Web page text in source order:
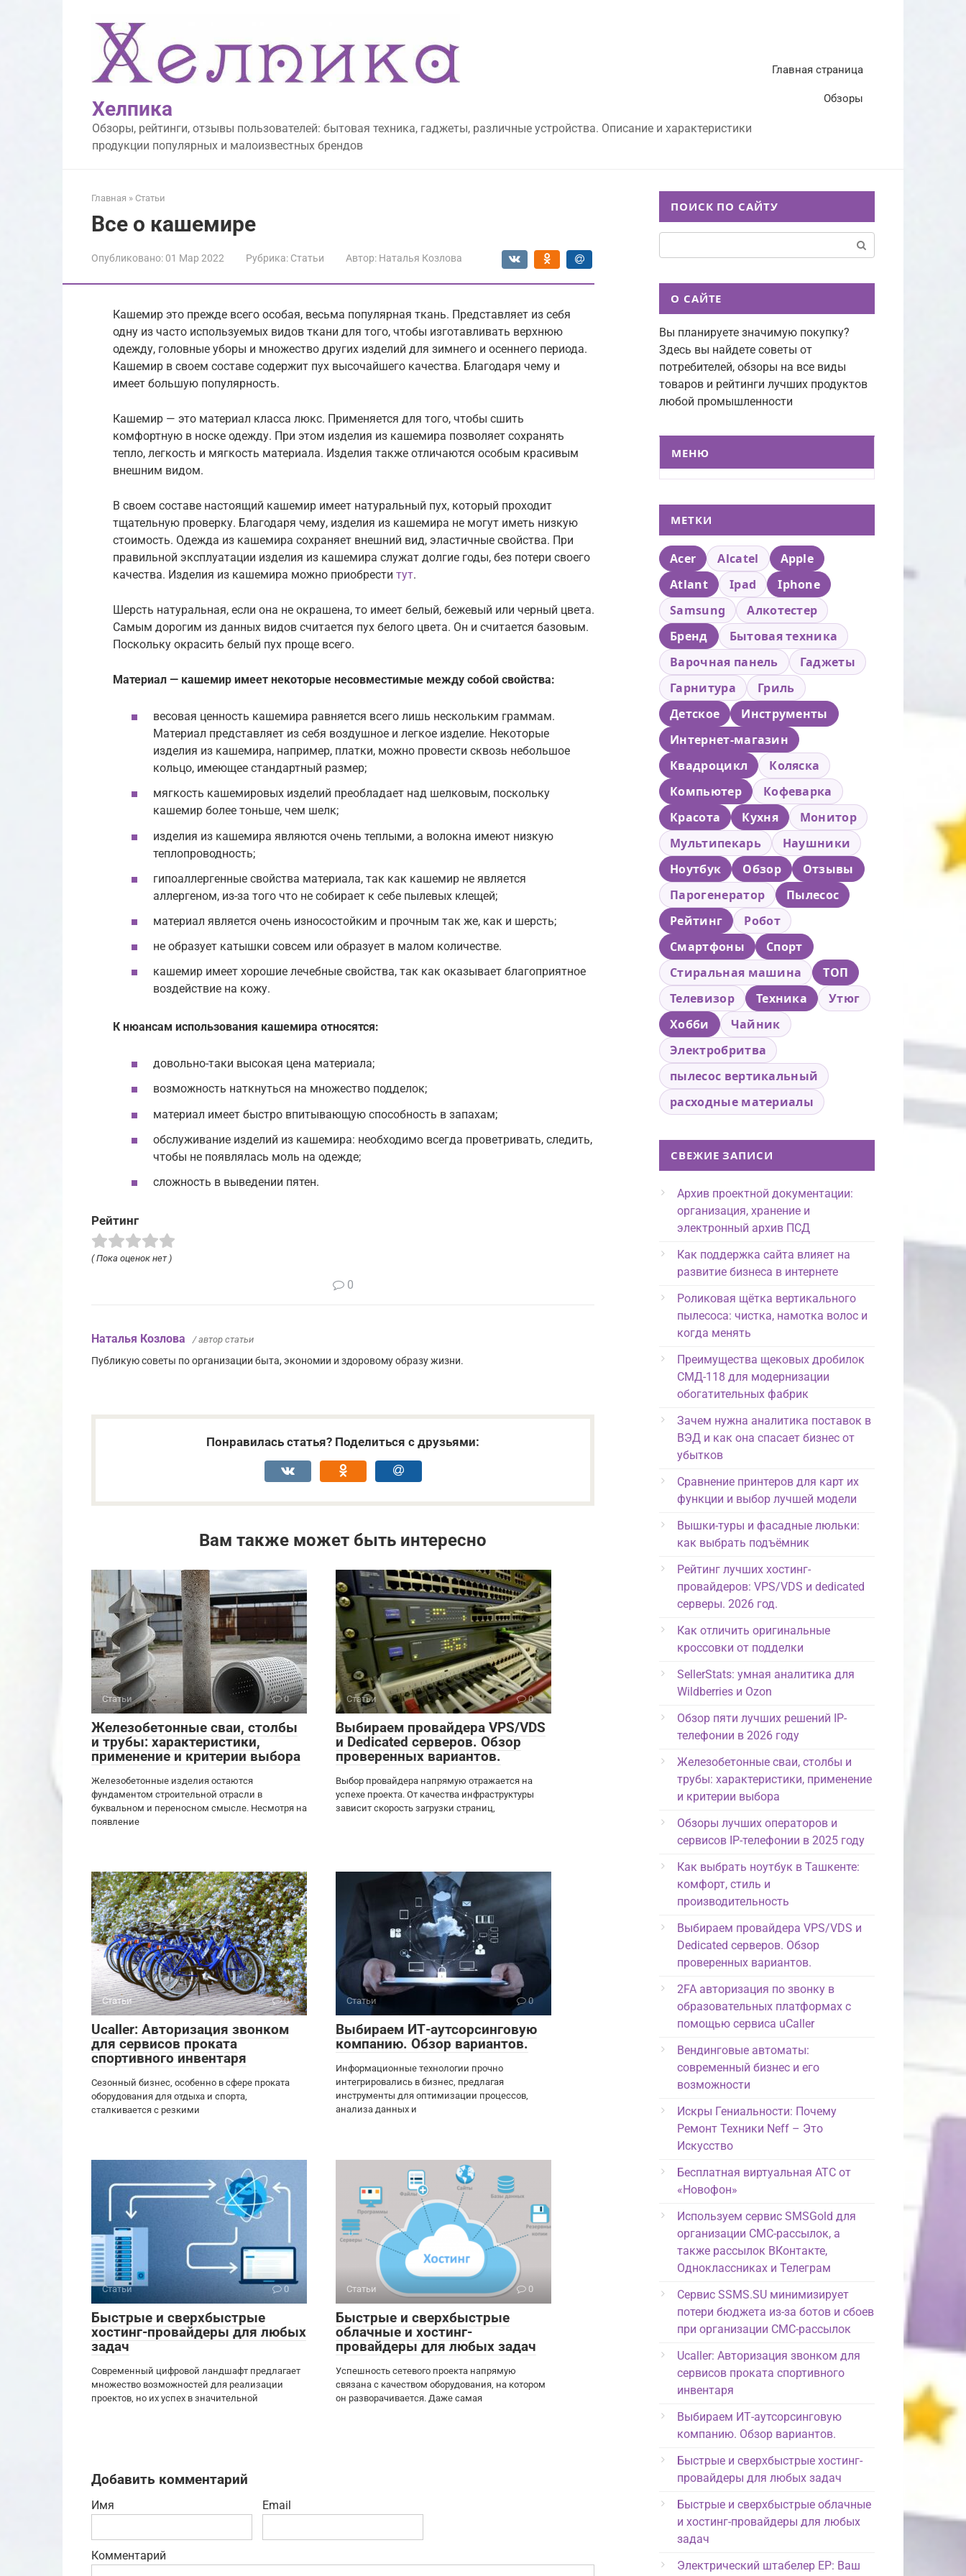
Хелпика
Обзоры, рейтинги, отзывы пользователей: бытовая техника, гаджеты, различные устройства. Описание и характеристики
продукции популярных и малоизвестных брендов
Главная страница
Обзоры
Главная » Статьи
Все о кашемире
Опубликовано: 01 Мар 2022 Рубрика: Статьи Автор: Наталья Козлова
Кашемир это прежде всего особая, весьма популярная ткань. Представляет из себя
одну из часто используемых видов ткани для того, чтобы изготавливать верхнюю
одежду, головные уборы и множество других изделий для зимнего и осеннего периода.
Кашемир в своем составе содержит пух высочайшего качества. Благодаря чему и
имеет большую популярность.
Кашемир — это материал класса люкс. Применяется для того, чтобы сшить
комфортную в носке одежду. При этом изделия из кашемира позволяет сохранять
тепло, легкость и мягкость материала. Изделия также отличаются особым красивым
внешним видом.
В своем составе настоящий кашемир имеет натуральный пух, который проходит
тщательную проверку. Благодаря чему, изделия из кашемира не могут иметь низкую
стоимость. Одежда из кашемира сохраняет внешний вид, эластичные свойства. При
правильной эксплуатации изделия из кашемира служат долгие годы, без потери своего
качества. Изделия из кашемира можно приобрести тут.
Шерсть натуральная, если она не окрашена, то имеет белый, бежевый или черный цвета.
Самым дорогим из данных видов считается пух белого цвета. Он и считается базовым.
Поскольку окрасить белый пух проще всего.
Материал — кашемир имеет некоторые несовместимые между собой свойства:
весовая ценность кашемира равняется всего лишь нескольким граммам.
Материал представляет из себя воздушное и легкое изделие. Некоторые
изделия из кашемира, например, платки, можно провести сквозь небольшое
кольцо, имеющее стандартный размер;
мягкость кашемировых изделий преобладает над шелковым, поскольку
кашемир более тоньше, чем шелк;
изделия из кашемира являются очень теплыми, а волокна имеют низкую
теплопроводность;
гипоаллергенные свойства материала, так как кашемир не является
аллергеном, из-за того что не собирает к себе пылевых клещей;
материал является очень износостойким и прочным так же, как и шерсть;
не образует катышки совсем или образует в малом количестве.
кашемир имеет хорошие лечебные свойства, так как оказывает благоприятное
воздействие на кожу.
К нюансам использования кашемира относятся:
довольно-таки высокая цена материала;
возможность наткнуться на множество подделок;
материал имеет быстро впитывающую способность в запахам;
обслуживание изделий из кашемира: необходимо всегда проветривать, следить,
чтобы не появлялась моль на одежде;
сложность в выведении пятен.
Рейтинг
( Пока оценок нет )
0
Наталья Козлова / автор статьи
Публикую советы по организации быта, экономии и здоровому образу жизни.
Понравилась статья? Поделиться с друзьями:
Вам также может быть интересно
Статьи 0
Железобетонные сваи, столбы
и трубы: характеристики,
применение и критерии выбора
Железобетонные изделия остаются
фундаментом строительной отрасли в
буквальном и переносном смысле. Несмотря на
появление
Статьи 0
Выбираем провайдера VPS/VDS
и Dedicated серверов. Обзор
проверенных вариантов.
Выбор провайдера напрямую отражается на
успехе проекта. От качества инфраструктуры
зависит скорость загрузки страниц,
Статьи 0
Ucaller: Авторизация звонком
для сервисов проката
спортивного инвентаря
Сезонный бизнес, особенно в сфере проката
оборудования для отдыха и спорта,
сталкивается с резкими
Статьи 0
Выбираем ИТ-аутсорсинговую
компанию. Обзор вариантов.
Информационные технологии прочно
интегрировались в бизнес, предлагая
инструменты для оптимизации процессов,
анализа данных и
Статьи 0
Быстрые и сверхбыстрые
хостинг-провайдеры для любых
задач
Современный цифровой ландшафт предлагает
множество возможностей для реализации
проектов, но их успех в значительной
Статьи 0
Быстрые и сверхбыстрые
облачные и хостинг-
провайдеры для любых задач
Успешность сетевого проекта напрямую
связана с качеством оборудования, на котором
он разворачивается. Даже самая
Добавить комментарий
Имя Email
Комментарий
ПОИСК ПО САЙТУ
О САЙТЕ
Вы планируете значимую покупку?
Здесь вы найдете советы от
потребителей, обзоры на все виды
товаров и рейтинги лучших продуктов
любой промышленности
МЕНЮ
МЕТКИ
Acer Alcatel
Apple
Atlant
Ipad
Iphone
Samsung
Алкотестер
Бренд
Бытовая техника
Варочная панель
Гаджеты
Гарнитура
Гриль
Детское
Инструменты
Интернет-магазин
Квадроцикл
Коляска
Компьютер
Кофеварка
Красота
Кухня
Монитор
Мультипекарь
Наушники
Ноутбук
Обзор
Отзывы
Парогенератор
Пылесос
Рейтинг
Робот
Смартфоны
Спорт
Стиральная машина
ТОП
Телевизор
Техника
Утюг
Хобби
Чайник
Электробритва
пылесос вертикальный
расходные материалы
СВЕЖИЕ ЗАПИСИ
Архив проектной документации:
организация, хранение и
электронный архив ПСД
Как поддержка сайта влияет на
развитие бизнеса в интернете
Роликовая щётка вертикального
пылесоса: чистка, намотка волос и
когда менять
Преимущества щековых дробилок
СМД-118 для модернизации
обогатительных фабрик
Зачем нужна аналитика поставок в
ВЭД и как она спасает бизнес от
убытков
Сравнение принтеров для карт их
функции и выбор лучшей модели
Вышки-туры и фасадные люльки:
как выбрать подъёмник
Рейтинг лучших хостинг-
провайдеров: VPS/VDS и dedicated
серверы. 2026 год.
Как отличить оригинальные
кроссовки от подделки
SellerStats: умная аналитика для
Wildberries и Ozon
Обзор пяти лучших решений IP-
телефонии в 2026 году
Железобетонные сваи, столбы и
трубы: характеристики, применение
и критерии выбора
Обзоры лучших операторов и
сервисов IP-телефонии в 2025 году
Как выбрать ноутбук в Ташкенте:
комфорт, стиль и
производительность
Выбираем провайдера VPS/VDS и
Dedicated серверов. Обзор
проверенных вариантов.
2FA авторизация по звонку в
образовательных платформах с
помощью сервиса uCaller
Вендинговые автоматы:
современный бизнес и его
возможности
Искры Гениальности: Почему
Ремонт Техники Neff – Это
Искусство
Бесплатная виртуальная АТС от
«Новофон»
Используем сервис SMSGold для
организации СМС-рассылок, а
также рассылок ВКонтакте,
Одноклассниках и Телеграм
Сервис SSMS.SU минимизирует
потери бюджета из-за ботов и сбоев
при организации СМС-рассылок
Ucaller: Авторизация звонком для
сервисов проката спортивного
инвентаря
Выбираем ИТ-аутсорсинговую
компанию. Обзор вариантов.
Быстрые и сверхбыстрые хостинг-
провайдеры для любых задач
Быстрые и сверхбыстрые облачные
и хостинг-провайдеры для любых
задач
Электрический штабелер EP: Ваш